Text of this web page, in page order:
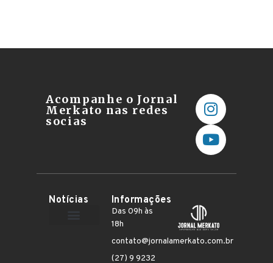
Acompanhe o Jornal
Merkato nas redes
socias
Notícias Informações
Das 09h às
18h
contato@jornalamerkato.com.br
(27) 9 9232